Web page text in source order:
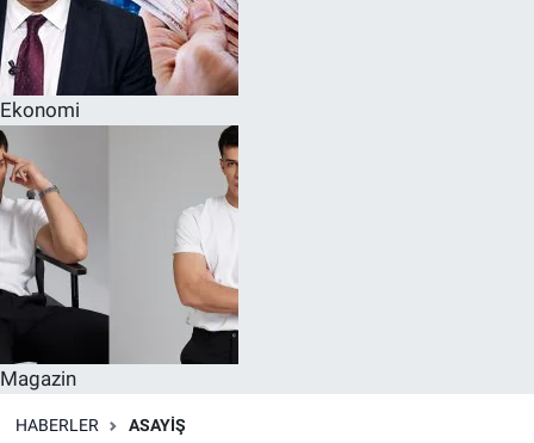
Ekonomi
Magazin
HABERLER ASAYIŞ